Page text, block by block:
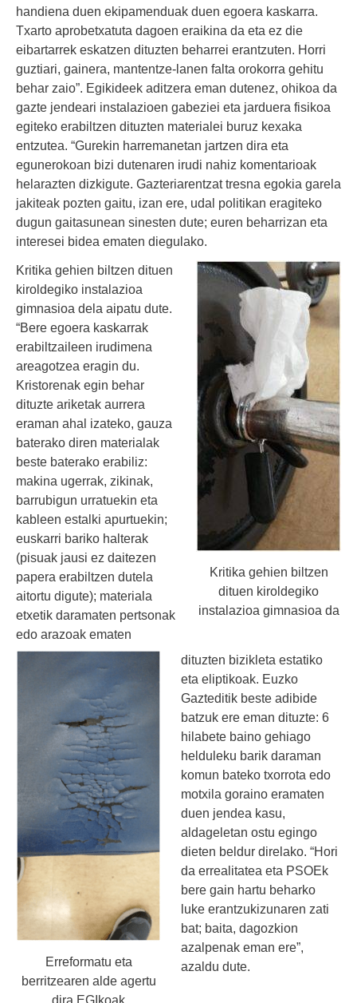
handiena duen ekipamenduak duen egoera kaskarra.
Txarto aprobetxatuta dagoen eraikina da eta ez die
eibartarrek eskatzen dituzten beharrei erantzuten. Horri
guztiari, gainera, mantentze-lanen falta orokorra gehitu
behar zaio”. Egikideek aditzera eman dutenez, ohikoa da
gazte jendeari instalazioen gabeziei eta jarduera fisikoa
egiteko erabiltzen dituzten materialei buruz kexaka
entzutea. “Gurekin harremanetan jartzen dira eta
egunerokoan bizi dutenaren irudi nahiz komentarioak
helarazten dizkigute. Gazteriarentzat tresna egokia garela
jakiteak pozten gaitu, izan ere, udal politikan eragiteko
dugun gaitasunean sinesten dute; euren beharrizan eta
interesei bidea ematen diegulako.
Kritika gehien biltzen
dituen kiroldegiko
instalazioa gimnasioa da
Erreformatu eta
berritzearen alde agertu
dira EGIkoak
Kritika gehien biltzen dituen
kiroldegiko instalazioa
gimnasioa dela aipatu dute.
“Bere egoera kaskarrak
erabiltzaileen irudimena
areagotzea eragin du.
Kristorenak egin behar
dituzte ariketak aurrera
eraman ahal izateko, gauza
baterako diren materialak
beste baterako erabiliz:
makina ugerrak, zikinak,
barrubigun urratuekin eta
kableen estalki apurtuekin;
euskarri bariko halterak
(pisuak jausi ez daitezen
papera erabiltzen dutela
aitortu digute); materiala
etxetik daramaten pertsonak
edo arazoak ematen
dituzten bizikleta estatiko
eta eliptikoak. Euzko
Gazteditik beste adibide
batzuk ere eman dituzte: 6
hilabete baino gehiago
helduleku barik daraman
komun bateko txorrota edo
motxila goraino eramaten
duen jendea kasu,
aldageletan ostu egingo
dieten beldur direlako. “Hori
da errealitatea eta PSOEk
bere gain hartu beharko
luke erantzukizunaren zati
bat; baita, dagozkion
azalpenak eman ere”,
azaldu dute.